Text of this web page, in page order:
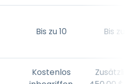
Bis zu 10 Bis zu 2
Kostenlos